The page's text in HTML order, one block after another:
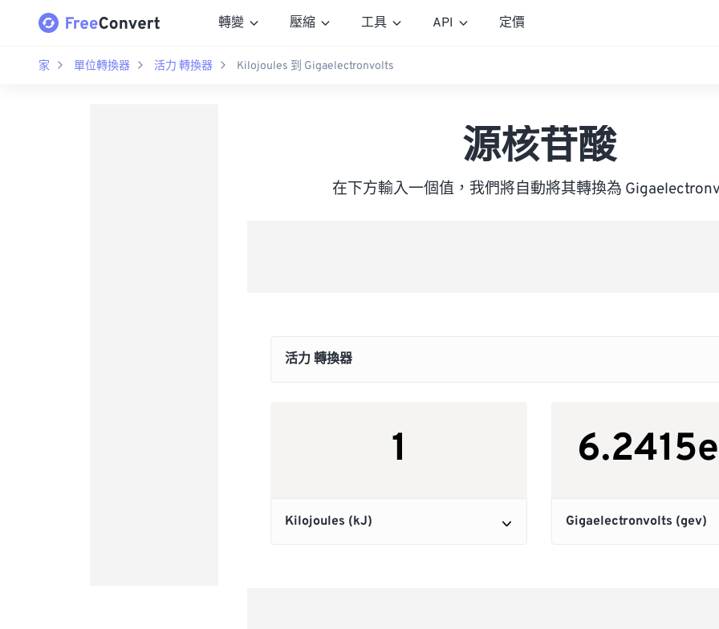
轉變 壓縮 工具 API 定價
家 單位轉換器 活力 轉換器 Kilojoules 到 Gigaelectronvolts
源核苷酸
在下方輸入一個值，我們將自動將其轉換為